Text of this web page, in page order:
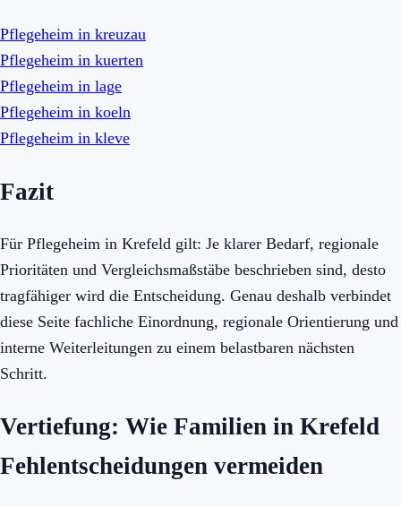
Pflegeheim in kreuzau
Pflegeheim in kuerten
Pflegeheim in lage
Pflegeheim in koeln
Pflegeheim in kleve
Fazit
Für Pflegeheim in Krefeld gilt: Je klarer Bedarf, regionale
Prioritäten und Vergleichsmaßstäbe beschrieben sind, desto
tragfähiger wird die Entscheidung. Genau deshalb verbindet
diese Seite fachliche Einordnung, regionale Orientierung und
interne Weiterleitungen zu einem belastbaren nächsten
Schritt.
Vertiefung: Wie Familien in Krefeld
Fehlentscheidungen vermeiden